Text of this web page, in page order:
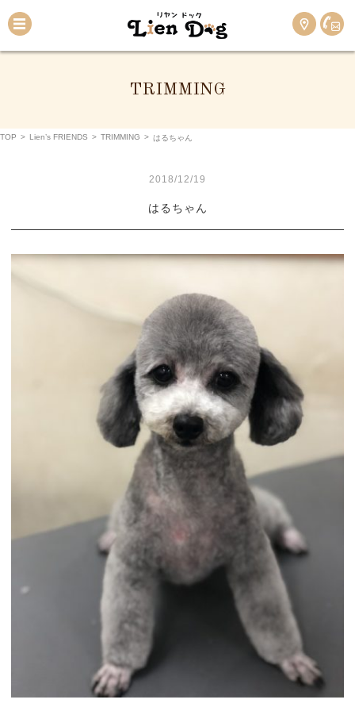
TRIMMING
TOP > Lien’s FRIENDS > TRIMMING > はるちゃん
2018/12/19
はるちゃん